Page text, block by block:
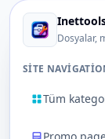
Dosyalar,
SITE
Tüm